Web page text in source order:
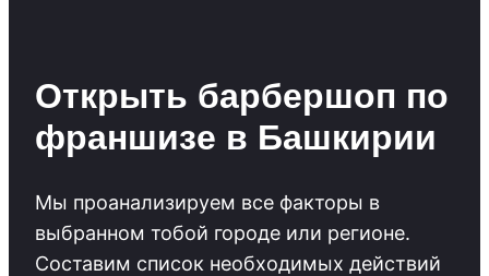
Открыть барбершоп по
франшизе в Башкирии
Мы проанализируем все факторы в
выбранном тобой городе или регионе.
Cоставим список необходимых действий